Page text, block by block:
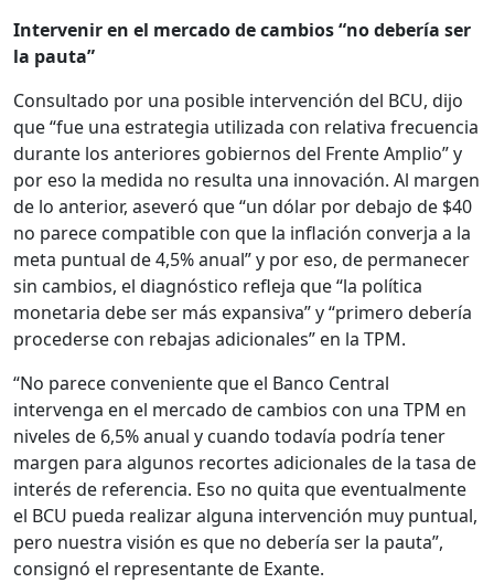
Intervenir en el mercado de cambios “no debería ser
la pauta”
Consultado por una posible intervención del BCU, dijo
que “fue una estrategia utilizada con relativa frecuencia
durante los anteriores gobiernos del Frente Amplio” y
por eso la medida no resulta una innovación. Al margen
de lo anterior, aseveró que “un dólar por debajo de $40
no parece compatible con que la inflación converja a la
meta puntual de 4,5% anual” y por eso, de permanecer
sin cambios, el diagnóstico refleja que “la política
monetaria debe ser más expansiva” y “primero debería
procederse con rebajas adicionales” en la TPM.
“No parece conveniente que el Banco Central
intervenga en el mercado de cambios con una TPM en
niveles de 6,5% anual y cuando todavía podría tener
margen para algunos recortes adicionales de la tasa de
interés de referencia. Eso no quita que eventualmente
el BCU pueda realizar alguna intervención muy puntual,
pero nuestra visión es que no debería ser la pauta”,
consignó el representante de Exante.